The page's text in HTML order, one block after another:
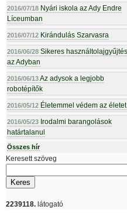
2016/07/18 Nyári iskola az Ady Endre
Líceumban
2016/07/12 Kirándulás Szarvasra
2016/06/28 Sikeres használtolajgyűjtés
az Adyban
2016/06/13Az adysok a legjobb
robotépítők
2016/05/12 Életemmel védem az életet
2016/05/23 Irodalmi barangolások
határtalanul
Összes hír
Keresett szöveg
2239118. látogató